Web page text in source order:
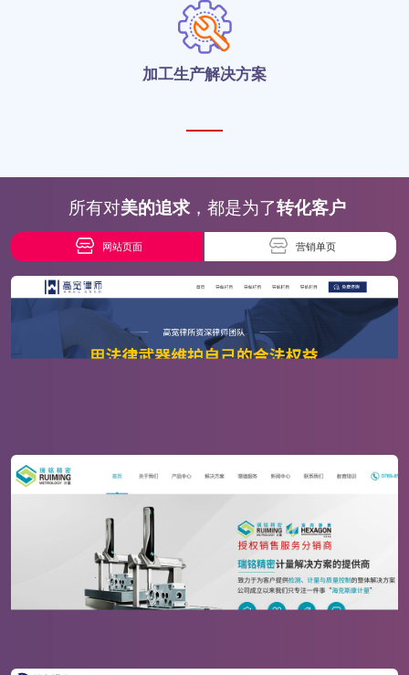
加工生产解决方案
所有对美的追求 ，都是为了转化客户
网站页面 营销单页